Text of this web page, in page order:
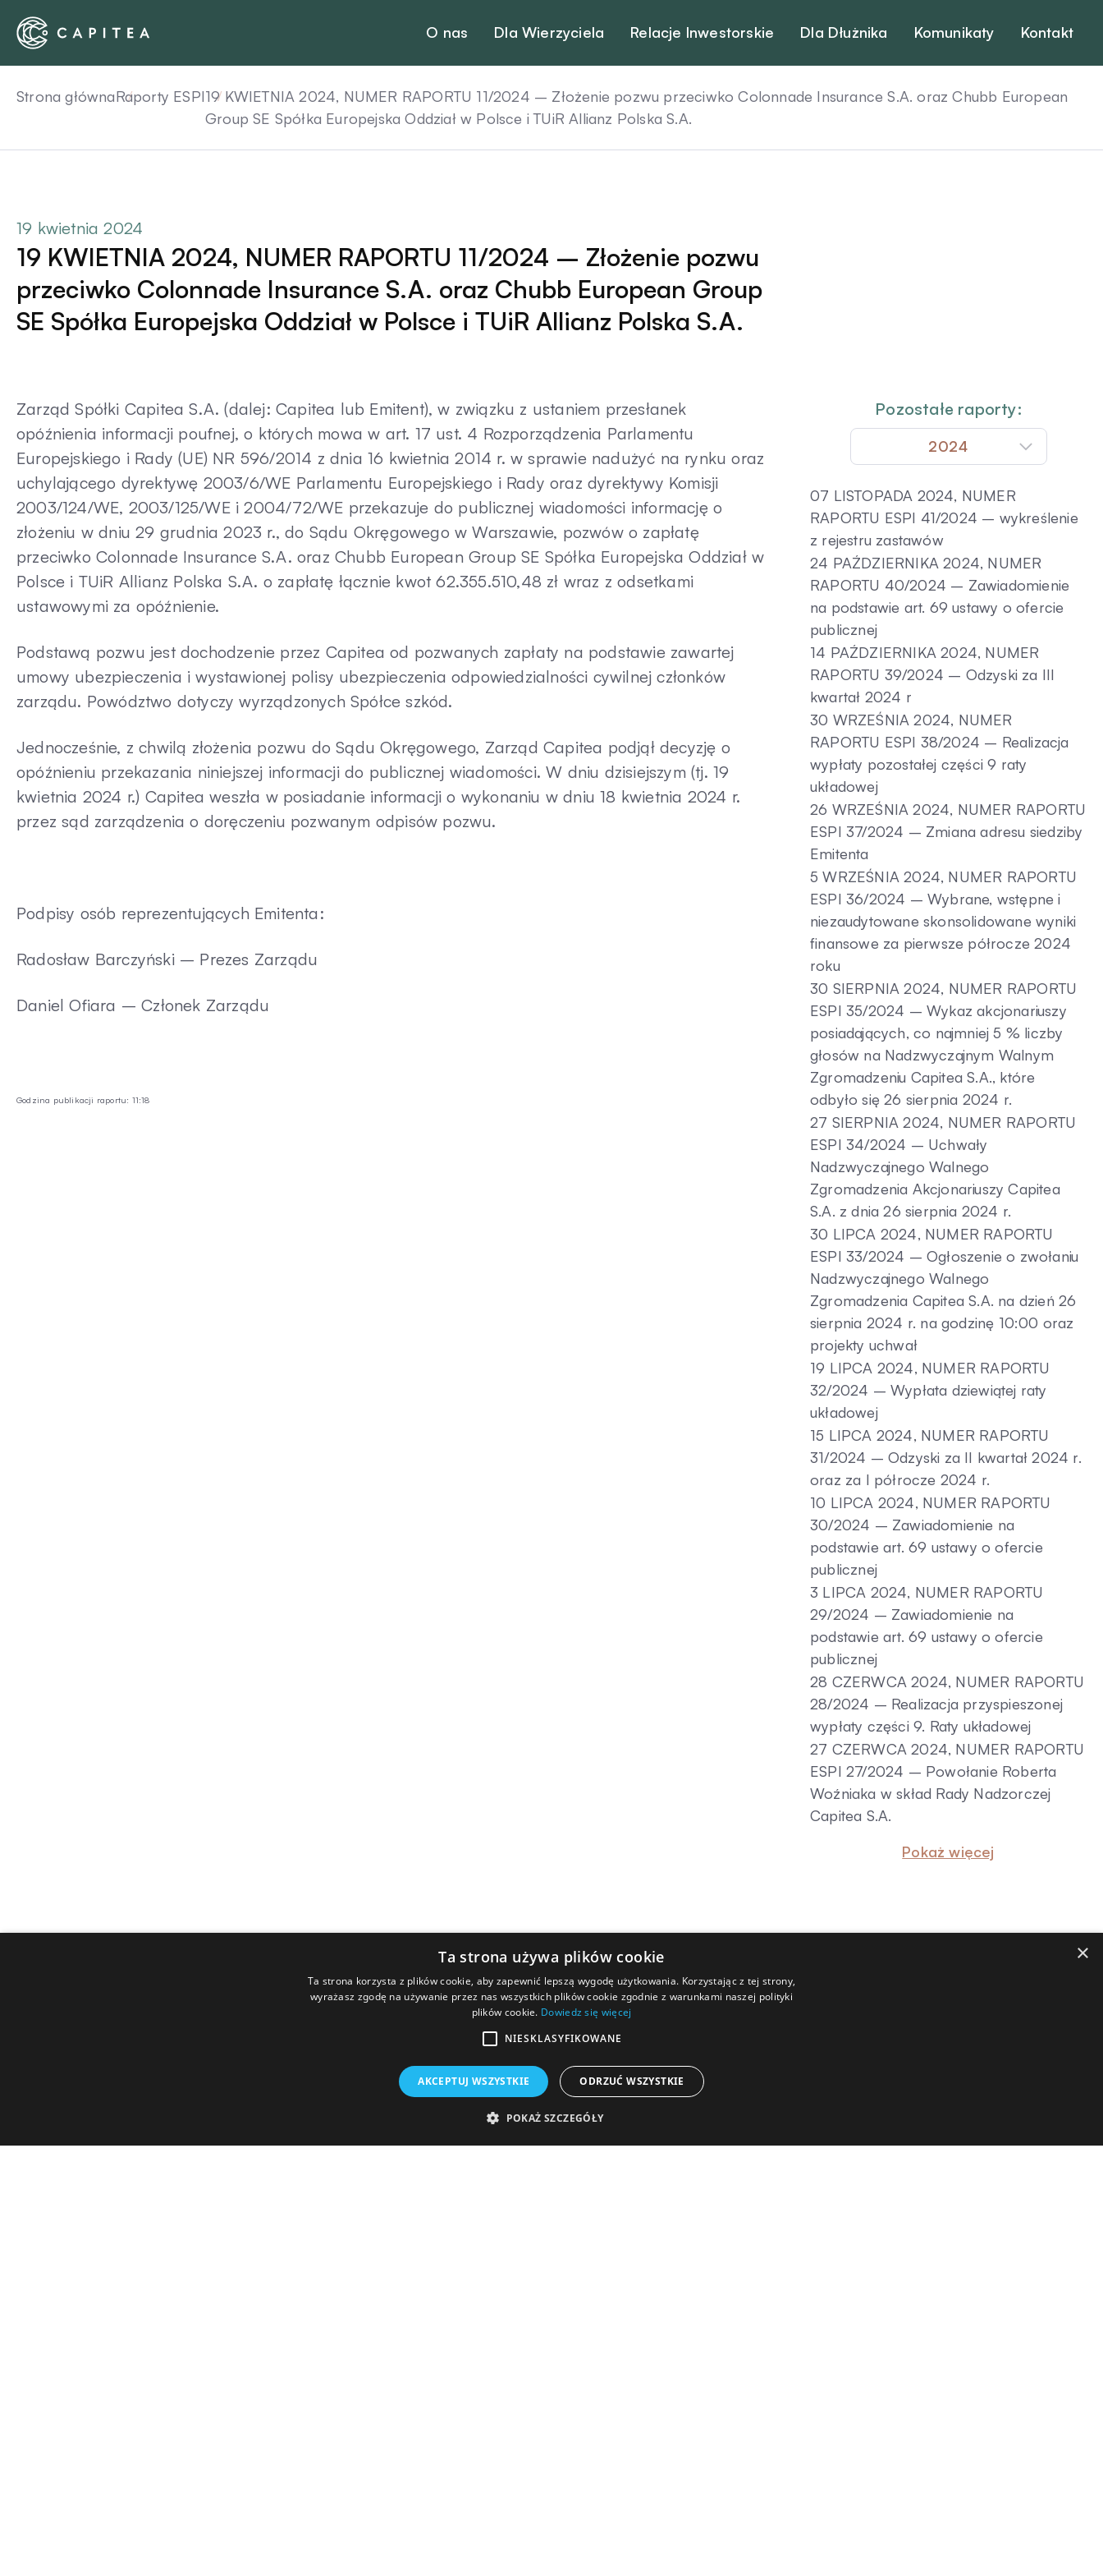
Skip
content
O nas Dla Wierzyciela Relacje Inwestorskie Dla Dłużnika Komunikaty Kontakt
Strona głównaRaporty ESPI19 KWIETNIA 2024, NUMER RAPORTU 11/2024 – Złożenie pozwu przeciwko Colonnade Insurance S.A. oraz Chubb European
Group SE Spółka Europejska Oddział w Polsce i TUiR Allianz Polska S.A.
19 kwietnia 2024
19 KWIETNIA 2024, NUMER RAPORTU 11/2024 – Złożenie pozwu
przeciwko Colonnade Insurance S.A. oraz Chubb European Group
SE Spółka Europejska Oddział w Polsce i TUiR Allianz Polska S.A.
Zarząd Spółki Capitea S.A. (dalej: Capitea lub Emitent), w związku z ustaniem przesłanek
opóźnienia informacji poufnej, o których mowa w art. 17 ust. 4 Rozporządzenia Parlamentu
Europejskiego i Rady (UE) NR 596/2014 z dnia 16 kwietnia 2014 r. w sprawie nadużyć na rynku oraz
uchylającego dyrektywę 2003/6/WE Parlamentu Europejskiego i Rady oraz dyrektywy Komisji
2003/124/WE, 2003/125/WE i 2004/72/WE przekazuje do publicznej wiadomości informację o
złożeniu w dniu 29 grudnia 2023 r., do Sądu Okręgowego w Warszawie, pozwów o zapłatę
przeciwko Colonnade Insurance S.A. oraz Chubb European Group SE Spółka Europejska Oddział w
Polsce i TUiR Allianz Polska S.A. o zapłatę łącznie kwot 62.355.510,48 zł wraz z odsetkami
ustawowymi za opóźnienie.
Podstawą pozwu jest dochodzenie przez Capitea od pozwanych zapłaty na podstawie zawartej
umowy ubezpieczenia i wystawionej polisy ubezpieczenia odpowiedzialności cywilnej członków
zarządu. Powództwo dotyczy wyrządzonych Spółce szkód.
Jednocześnie, z chwilą złożenia pozwu do Sądu Okręgowego, Zarząd Capitea podjął decyzję o
opóźnieniu przekazania niniejszej informacji do publicznej wiadomości. W dniu dzisiejszym (tj. 19
kwietnia 2024 r.) Capitea weszła w posiadanie informacji o wykonaniu w dniu 18 kwietnia 2024 r.
przez sąd zarządzenia o doręczeniu pozwanym odpisów pozwu.
Podpisy osób reprezentujących Emitenta:
Radosław Barczyński – Prezes Zarządu
Daniel Ofiara – Członek Zarządu
Godzina publikacji raportu: 11:18
Pozostałe raporty:
2024
07 LISTOPADA 2024, NUMER
RAPORTU ESPI 41/2024 – wykreślenie
z rejestru zastawów
24 PAŹDZIERNIKA 2024, NUMER
RAPORTU 40/2024 – Zawiadomienie
na podstawie art. 69 ustawy o ofercie
publicznej
14 PAŹDZIERNIKA 2024, NUMER
RAPORTU 39/2024 – Odzyski za III
kwartał 2024 r
30 WRZEŚNIA 2024, NUMER
RAPORTU ESPI 38/2024 – Realizacja
wypłaty pozostałej części 9 raty
układowej
26 WRZEŚNIA 2024, NUMER RAPORTU
ESPI 37/2024 – Zmiana adresu siedziby
Emitenta
5 WRZEŚNIA 2024, NUMER RAPORTU
ESPI 36/2024 – Wybrane, wstępne i
niezaudytowane skonsolidowane wyniki
finansowe za pierwsze półrocze 2024
roku
30 SIERPNIA 2024, NUMER RAPORTU
ESPI 35/2024 – Wykaz akcjonariuszy
posiadających, co najmniej 5 % liczby
głosów na Nadzwyczajnym Walnym
Zgromadzeniu Capitea S.A., które
odbyło się 26 sierpnia 2024 r.
27 SIERPNIA 2024, NUMER RAPORTU
ESPI 34/2024 – Uchwały
Nadzwyczajnego Walnego
Zgromadzenia Akcjonariuszy Capitea
S.A. z dnia 26 sierpnia 2024 r.
30 LIPCA 2024, NUMER RAPORTU
ESPI 33/2024 – Ogłoszenie o zwołaniu
Nadzwyczajnego Walnego
Zgromadzenia Capitea S.A. na dzień 26
sierpnia 2024 r. na godzinę 10:00 oraz
projekty uchwał
19 LIPCA 2024, NUMER RAPORTU
32/2024 – Wypłata dziewiątej raty
układowej
15 LIPCA 2024, NUMER RAPORTU
31/2024 – Odzyski za II kwartał 2024 r.
oraz za I półrocze 2024 r.
10 LIPCA 2024, NUMER RAPORTU
30/2024 – Zawiadomienie na
podstawie art. 69 ustawy o ofercie
publicznej
3 LIPCA 2024, NUMER RAPORTU
29/2024 – Zawiadomienie na
podstawie art. 69 ustawy o ofercie
publicznej
28 CZERWCA 2024, NUMER RAPORTU
28/2024 – Realizacja przyspieszonej
wypłaty części 9. Raty układowej
27 CZERWCA 2024, NUMER RAPORTU
ESPI 27/2024 – Powołanie Roberta
Woźniaka w skład Rady Nadzorczej
Capitea S.A.
Pokaż więcej
Następnyraport
×
Ta strona używa plików cookie
Ta strona korzysta z plików cookie, aby zapewnić lepszą wygodę użytkowania. Korzystając z tej strony,
wyrażasz zgodę na używanie przez nas wszystkich plików cookie zgodnie z warunkami naszej polityki
plików cookie. Dowiedz się więcej
NIESKLASYFIKOWANE
AKCEPTUJ WSZYSTKIE ODRZUĆ WSZYSTKIE
POKAŻ SZCZEGÓŁY